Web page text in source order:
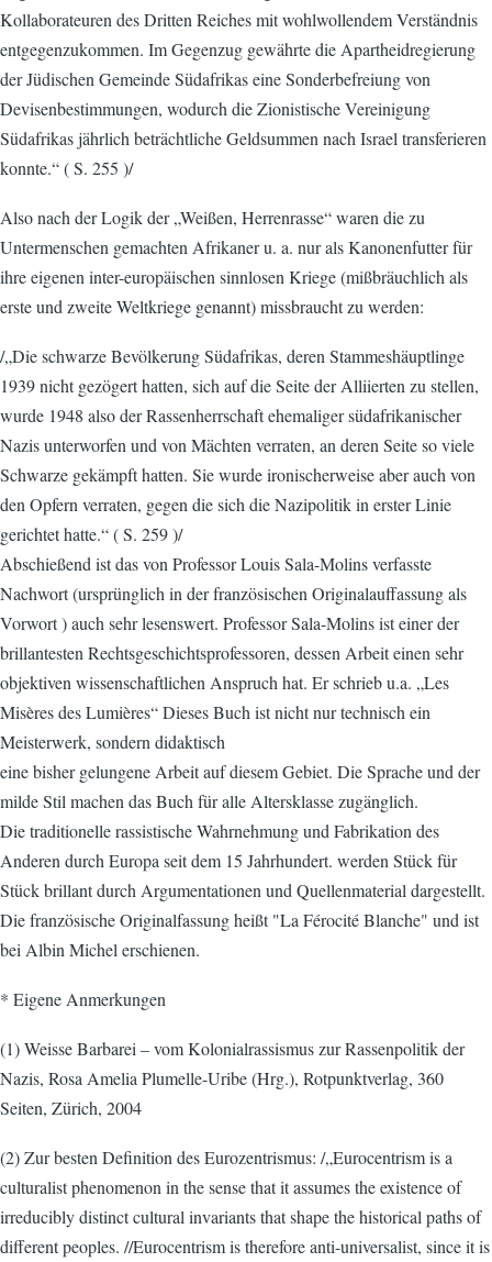
Kollaborateuren des Dritten Reiches mit wohlwollendem Verständnis
entgegenzukommen. Im Gegenzug gewährte die Apartheidregierung
der Jüdischen Gemeinde Südafrikas eine Sonderbefreiung von
Devisenbestimmungen, wodurch die Zionistische Vereinigung
Südafrikas jährlich beträchtliche Geldsummen nach Israel transferieren
konnte.“ ( S. 255 )/
Also nach der Logik der „Weißen, Herrenrasse“ waren die zu
Untermenschen gemachten Afrikaner u. a. nur als Kanonenfutter für
ihre eigenen inter-europäischen sinnlosen Kriege (mißbräuchlich als
erste und zweite Weltkriege genannt) missbraucht zu werden:
/„Die schwarze Bevölkerung Südafrikas, deren Stammeshäuptlinge
1939 nicht gezögert hatten, sich auf die Seite der Alliierten zu stellen,
wurde 1948 also der Rassenherrschaft ehemaliger südafrikanischer
Nazis unterworfen und von Mächten verraten, an deren Seite so viele
Schwarze gekämpft hatten. Sie wurde ironischerweise aber auch von
den Opfern verraten, gegen die sich die Nazipolitik in erster Linie
gerichtet hatte.“ ( S. 259 )/
Abschießend ist das von Professor Louis Sala-Molins verfasste
Nachwort (ursprünglich in der französischen Originalauffassung als
Vorwort ) auch sehr lesenswert. Professor Sala-Molins ist einer der
brillantesten Rechtsgeschichtsprofessoren, dessen Arbeit einen sehr
objektiven wissenschaftlichen Anspruch hat. Er schrieb u.a. „Les
Misères des Lumières“ Dieses Buch ist nicht nur technisch ein
Meisterwerk, sondern didaktisch
eine bisher gelungene Arbeit auf diesem Gebiet. Die Sprache und der
milde Stil machen das Buch für alle Altersklasse zugänglich.
Die traditionelle rassistische Wahrnehmung und Fabrikation des
Anderen durch Europa seit dem 15 Jahrhundert. werden Stück für
Stück brillant durch Argumentationen und Quellenmaterial dargestellt.
Die französische Originalfassung heißt "La Férocité Blanche" und ist
bei Albin Michel erschienen.
* Eigene Anmerkungen
(1) Weisse Barbarei – vom Kolonialrassismus zur Rassenpolitik der
Nazis, Rosa Amelia Plumelle-Uribe (Hrg.), Rotpunktverlag, 360
Seiten, Zürich, 2004
(2) Zur besten Definition des Eurozentrismus: /„Eurocentrism is a
culturalist phenomenon in the sense that it assumes the existence of
irreducibly distinct cultural invariants that shape the historical paths of
different peoples. //Eurocentrism is therefore anti-universalist, since it is